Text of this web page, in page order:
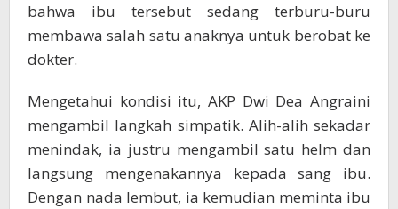
bahwa ibu tersebut sedang terburu-buru
membawa salah satu anaknya untuk berobat ke
dokter.
Mengetahui kondisi itu, AKP Dwi Dea Angraini
mengambil langkah simpatik. Alih-alih sekadar
menindak, ia justru mengambil satu helm dan
langsung mengenakannya kepada sang ibu.
Dengan nada lembut, ia kemudian meminta ibu